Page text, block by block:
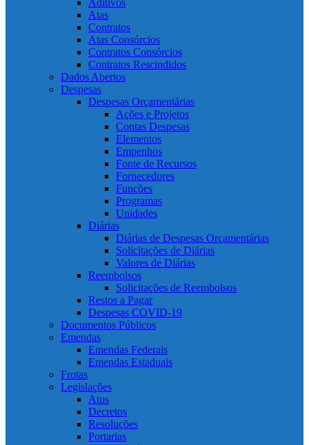
Aditivos
Atas
Contratos
Atas Consórcios
Contratos Consórcios
Contratos Rescindidos
Dados Abertos
Despesas
Despesas Orçamentárias
Ações e Projetos
Contas Despesas
Elementos
Empenhos
Fonte de Recursos
Fornecedores
Funções
Programas
Unidades
Diárias
Diárias de Despesas Orçamentárias
Solicitações de Diárias
Valores de Diárias
Reembolsos
Solicitações de Reembolsos
Restos a Pagar
Despesas COVID-19
Documentos Públicos
Emendas
Emendas Federais
Emendas Estaduais
Frotas
Legislações
Atos
Decretos
Resoluções
Portarias